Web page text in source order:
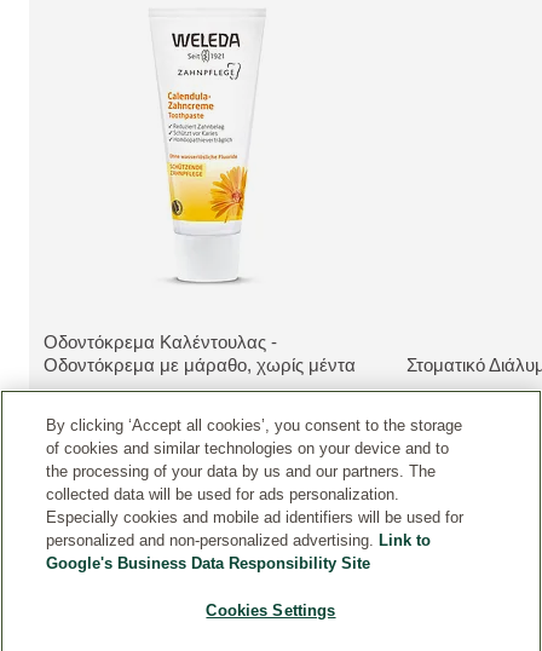
ΔΕΊΤΕ ΤΟ ΠΡΟΪΌΝ:
Οδοντόκρεμα Καλέντουλας -
Οδοντόκρεμα με μάραθο, χωρίς μέντα
ΔΕΊΤΕ ΤΟ
Στοματικό
By clicking ‘Accept all cookies’, you consent to the storage
of cookies and similar technologies on your device and to
the processing of your data by us and our partners. The
collected data will be used for ads personalization.
Especially cookies and mobile ad identifiers will be used for
personalized and non-personalized advertising. Link to
Google's Business Data Responsibility Site
Cookies Settings